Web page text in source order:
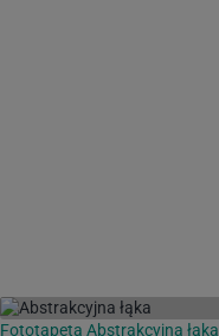
Fototapeta Abstrakcyjna łąka